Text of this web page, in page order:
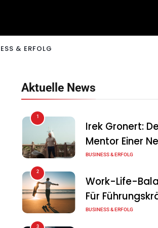
& ERFOLG
Aktuelle News
1
Irek Gronert:
Mentor Einer
Generation Von
BUSINESS & ERFOLG
2
Work-Life-
Für
Illusion Oder
BUSINESS & ERFOLG
3